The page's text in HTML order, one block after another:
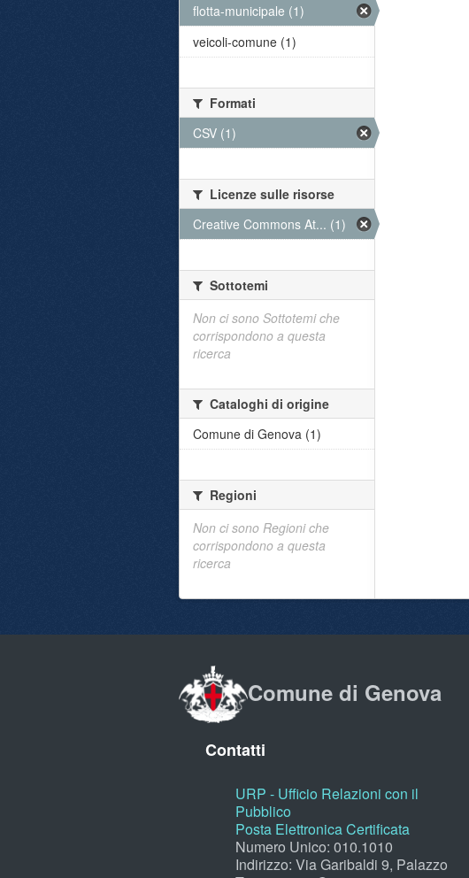
flotta-municipale (1)
veicoli-comune (1)
Formati
CSV (1)
Licenze sulle risorse
Creative Commons At... (1)
Sottotemi
Non ci sono Sottotemi che
corrispondono a questa
ricerca
Cataloghi di origine
Comune di Genova (1)
Regioni
Non ci sono Regioni che
corrispondono a questa
ricerca
Comune di Genova
Contatti
URP - Ufficio Relazioni con il
Pubblico
Posta Elettronica Certificata
Numero Unico: 010.1010
Indirizzo: Via Garibaldi 9, Palazzo